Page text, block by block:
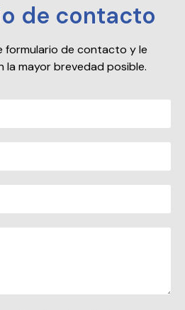
de contacto
formulario de contacto y le
la mayor brevedad posible.